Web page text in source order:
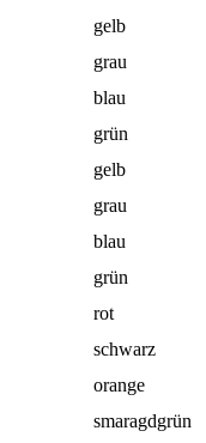
gelb
grau
blau
grün
gelb
grau
blau
grün
rot
schwarz
orange
smaragdgrün